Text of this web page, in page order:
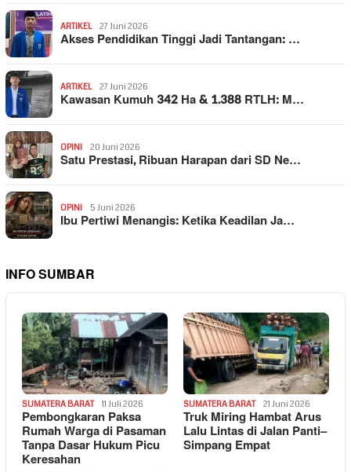
ARTIKEL 27 Juni 2026
Akses Pendidikan Tinggi Jadi Tantangan: …
ARTIKEL 27 Juni 2026
Kawasan Kumuh 342 Ha & 1.388 RTLH: M…
OPINI 20 Juni 2026
Satu Prestasi, Ribuan Harapan dari SD Ne…
OPINI 5 Juni 2026
Ibu Pertiwi Menangis: Ketika Keadilan Ja…
INFO SUMBAR
SUMATERA BARAT 11 Juli 2026
Pembongkaran Paksa
Rumah Warga di Pasaman
Tanpa Dasar Hukum Picu
Keresahan
SUMATERA BARAT 21 Juni 2026
Truk Miring Hambat Arus
Lalu Lintas di Jalan Panti–
Simpang Empat